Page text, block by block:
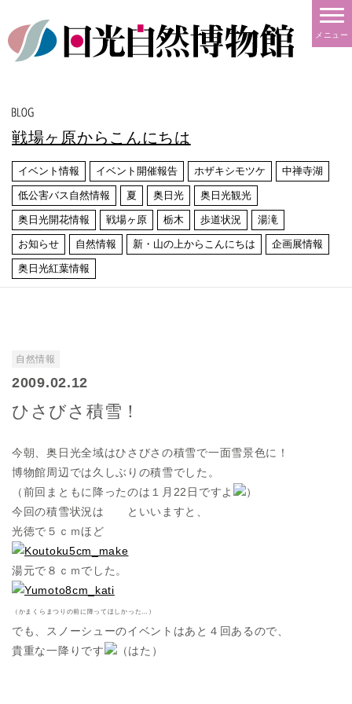
メニュー
戦場ヶ原からこんにちは
イベント情報 イベント開催報告 ホザキシモツケ 中禅寺湖
低公害バス自然情報 夏 奥日光 奥日光観光
奥日光開花情報 戦場ヶ原 栃木 歩道状況 湯滝
お知らせ 自然情報 新・山の上からこんにちは 企画展情報
奥日光紅葉情報
自然情報
2009.02.12
ひさびさ積雪！
今朝、奥日光全域はひさびさの積雪で一面雪景色に！
博物館周辺では久しぶりの積雪でした。
（前回まともに降ったのは１月22日ですよ
）
今回の積雪状況は といいますと、
光徳で５ｃｍほど
湯元で８ｃｍでした。
（かまくらまつりの前に降ってほしかった…）
でも、スノーシューのイベントはあと４回あるので、
貴重な一降りです
（はた）